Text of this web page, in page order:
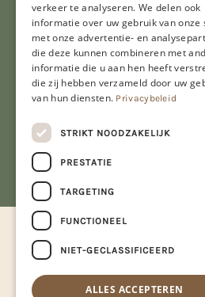
Al onze prijzen zijn
© Copyright 2026 Limburgs
website
verkeer te analyseren. We delen ook
informatie over uw gebruik van onze
met onze advertentie- en
die deze kunnen combineren met
informatie die u aan hen heeft
die zij hebben verzameld door uw
van hun diensten. Privacybeleid
STRIKT NOODZAKELIJK
PRESTATIE
TARGETING
FUNCTIONEEL
NIET-GECLASSIFICEERD
ALLES ACCEPTEREN